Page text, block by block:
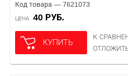
Код товара — 7621073
ЦЕНА 40 РУБ.
КУПИТЬ
К